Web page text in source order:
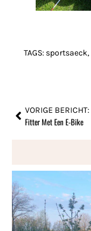
TAGS: sportsaeck,
VORIGE BERICHT:
Fitter Met Een E-Bike